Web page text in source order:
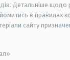
Детальніше
в правилах
сайту